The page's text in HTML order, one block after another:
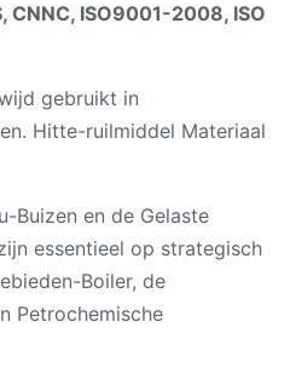
CNNC, ISO9001-2008, ISO
gebruikt in
Hitte-ruilmiddel Materiaal
Buizen en de Gelaste
essentieel op strategisch
Boiler, de
Petrochemische